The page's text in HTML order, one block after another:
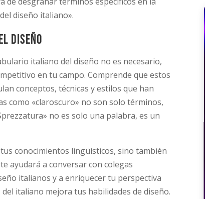
diseño italiano».
diseño
italiano del diseño no es necesario,
en tu campo. Comprende que estos
conceptos, técnicas y estilos que han
como «claroscuro» no son solo términos,
no es solo una palabra, es un
conocimientos lingüísticos, sino también
ayudará a conversar con colegas
italianos y a enriquecer tu perspectiva
italiano mejora tus habilidades de diseño.